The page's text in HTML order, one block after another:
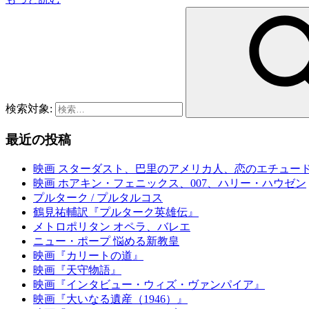
検索対象:
最近の投稿
映画 スターダスト、巴里のアメリカ人、恋のエチュー
映画 ホアキン・フェニックス、007、ハリー・ハウゼン
プルターク / プルタルコス
鶴見祐輔訳『プルターク英雄伝』
メトロポリタン オペラ、バレエ
ニュー・ポープ 悩める新教皇
映画『カリートの道』
映画『天守物語』
映画『インタビュー・ウィズ・ヴァンパイア』
映画『大いなる遺産（1946）』